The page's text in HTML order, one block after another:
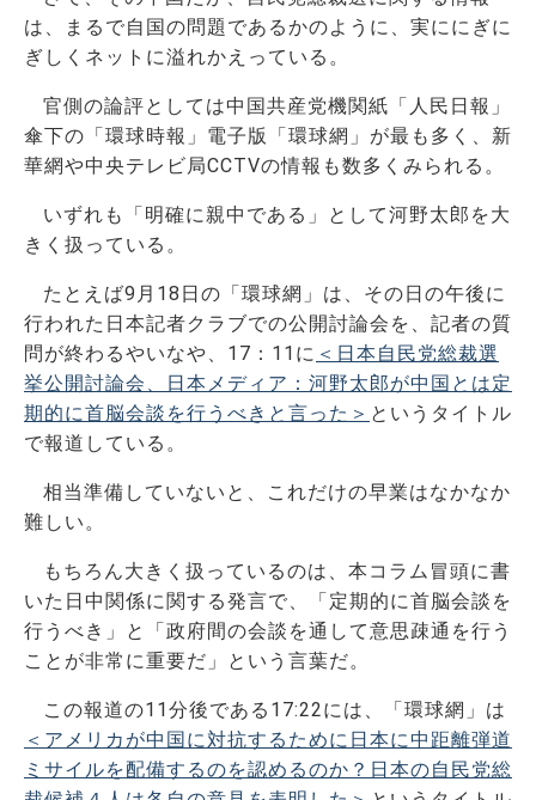
は、まるで自国の問題であるかのように、実ににぎに
ぎしくネットに溢れかえっている。
官側の論評としては中国共産党機関紙「人民日報」
傘下の「環球時報」電子版「環球網」が最も多く、新
華網や中央テレビ局CCTVの情報も数多くみられる。
いずれも「明確に親中である」として河野太郎を大
きく扱っている。
たとえば9月18日の「環球網」は、その日の午後に
行われた日本記者クラブでの公開討論会を、記者の質
問が終わるやいなや、17：11に ＜日本自民党総裁選
挙公開討論会、日本メディア：河野太郎が中国とは定
期的に首脳会談を行うべきと言った＞ というタイトル
で報道している。
相当準備していないと、これだけの早業はなかなか
難しい。
もちろん大きく扱っているのは、本コラム冒頭に書
いた日中関係に関する発言で、「定期的に首脳会談を
行うべき」と「政府間の会談を通して意思疎通を行う
ことが非常に重要だ」という言葉だ。
この報道の11分後である17:22には、「環球網」は
＜アメリカが中国に対抗するために日本に中距離弾道
ミサイルを配備するのを認めるのか？日本の自民党総